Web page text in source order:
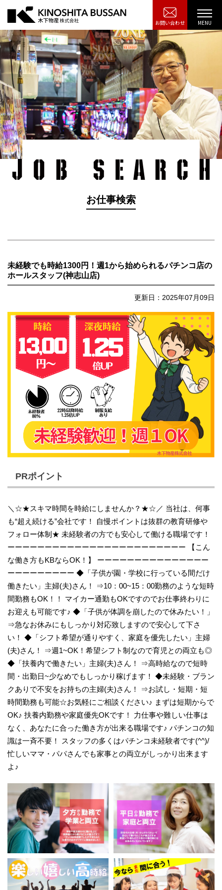
お問い合わせ
お仕事検索
未経験でも時給1300円！週1から始められるパチンコ店の
ホールスタッフ(神志山店)
更新日：2025年07月09日
PRポイント
＼☆★スキマ時間を時給にしませんか？★☆／ 当社は、何事
も“超え続ける”会社です！ 自慢ポイントは抜群の教育研修や
フォロー体制★ 未経験者の方でも安心して働ける職場です！
ーーーーーーーーーーーーーーーーーーーーーーーー 【こん
な働き方もKBならOK！】 ーーーーーーーーーーーーーーー
ーーーーーーーーー ◆「子供が園・学校に行っている間だけ
働きたい」主婦(夫)さん！ ⇒10：00~15：00勤務のような短時
間勤務もOK！！ マイカー通勤もOKですのでお仕事終わりに
お迎えも可能です♪ ◆「子供が体調を崩したので休みたい！」
⇒急なお休みにもしっかり対応致しますので安心して下さ
い！ ◆「シフト希望が通りやすく、家庭を優先したい」主婦
(夫)さん！ ⇒週1~OK！希望シフト制なので育児との両立も◎
◆「扶養内で働きたい」主婦(夫)さん！ ⇒高時給なので短時
間・出勤日~少なめでもしっかり稼げます！ ◆未経験・ブラン
クありで不安をお持ちの主婦(夫)さん！ ⇒お試し・短期・短
時間勤務も可能☆お気軽にご相談ください♪ まずは短期からで
OK♪ 扶養内勤務や家庭優先OKです！ 力仕事や難しい仕事は
なく、あなたに合った働き方が出来る職場です♪ パチンコの知
識は一斉不要！ スタッフの多くはパチンコ未経験者です(^^)/
忙しいママ・パパさんでも家事との両立がしっかり出来ます
よ♪